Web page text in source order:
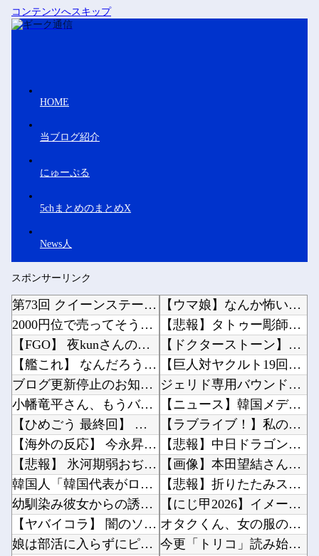
コンテンツへスキップ
HOME
当ブログ紹介
にゅーぷる
5chまとめのまとめX
News人
スポンサーリンク
第73回 クイーンステークス(GⅢ).第25回 アイビスサマーダッシュ(GⅢ)
2000円位で売ってそうなエ□同人的デビルサマナー 第2話
【FGO】 夜kunさんのモルガンイラスト！！ 蝶の羽好きです！
【艦これ】 なんだろう、なんか火力足りんのよな
ブログ更新停止のお知らせ
小幡竜平さん、もうバットにボールが当たらない模様
【ひめごう 最終回】 第24話 感想 願いを叶える流星群【姫様“拷問”の時間です 2期】
【海外の反応】 今永昇太、好調の秘訣はスマホ画面だとイマナガ節を炸裂「NPBでは面白さが必...
【悲報】 氷河期弱おぢ（50）、新聞に絶望の投稿ｗｗｗｗｗｗｗｗｗｗｗ
韓国人「韓国代表がロンドン五輪銅メダル剥奪の危機！海外メディアが『時効の壁を越えてIOCの...
幼馴染み彼女からの誘惑に勝てなくて…♪
【ヤバイコラ】 闇のソナタ
娘は部活に入らずにピアノとバレエを続けてる。ところが、塾で「今年の合唱コン伴奏は諦めなさい...
【ウマ娘】なんか怖い動画が流れてきたんだが…（ﾋｴｯ他
【悲報】タトゥー彫師23年目店長「タトゥー入れにくるやつ99%バカです」他
【ドクターストーン】とかいうクソおもろい作品ｗｗｗ他
【巨人対ヤクルト19回戦】巨人、4回裏にダルベックと石塚のタイムリーで2点を取り1点差に詰...
ジェリド専用バウンド・ドックって商品化されないな他
【ニュース】韓国メディア「幻となった女性天皇。日本皇族に韓半島の男の血が入る可能性がゼロに...
【ラブライブ！】私のことになると饒舌になっちゃう花帆先輩【蓮ノ空】他
【悲報】中日ドラゴンズ 根尾昂さん他
【画像】本田望結さん、浴衣姿のお○ぱいがコチラｗｗｗｗｗｗｗ他
【悲報】折りたたみスマホ買ったのに届かない(´；ω；｀)他
【にじ甲2026】イメージより繊細な宇佐美他
オタクくん、女の服の構造がわからない他
今更「トリコ」読み始めたんだけど、見た目に反して小松すごいヤツじゃない？？他